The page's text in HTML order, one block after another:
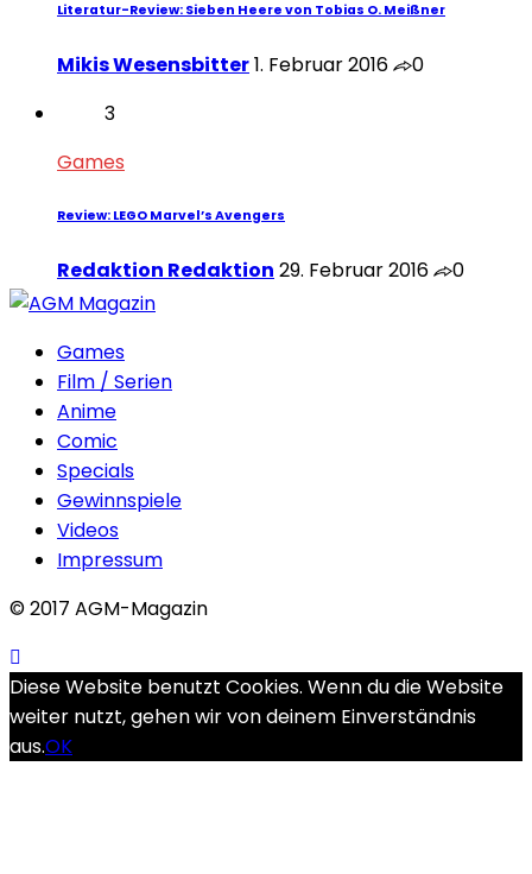
Literatur-Review: Sieben Heere von Tobias O. Meißner
Mikis Wesensbitter1. Februar 2016
0
3
Games
Review: LEGO Marvel’s Avengers
Redaktion Redaktion 29. Februar 2016 0
Games
Film / Serien
Anime
Comic
Specials
Gewinnspiele
Videos
Impressum
© 2017 AGM-Magazin
Diese Website benutzt Cookies. Wenn du die Website
weiter nutzt, gehen wir von deinem Einverständnis
aus.OK